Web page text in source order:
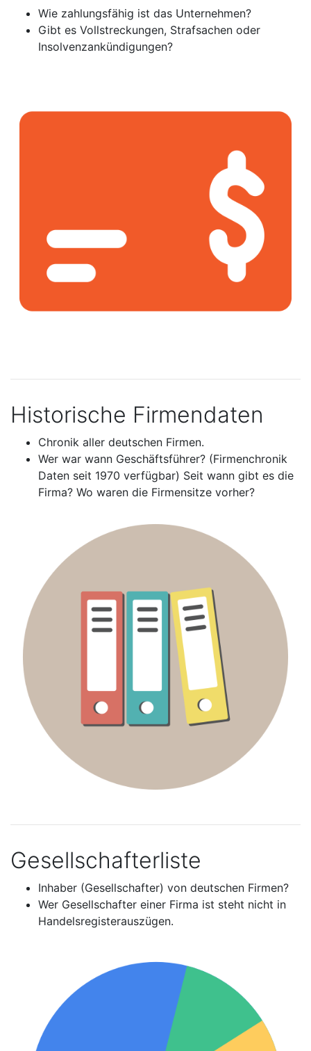
Wie zahlungsfähig ist das Unternehmen?
Gibt es Vollstreckungen, Strafsachen oder
Insolvenzankündigungen?
Historische Firmendaten
Chronik aller deutschen Firmen.
Wer war wann Geschäftsführer? (Firmenchronik
Daten seit 1970 verfügbar) Seit wann gibt es die
Firma? Wo waren die Firmensitze vorher?
Gesellschafterliste
Inhaber (Gesellschafter) von deutschen Firmen?
Wer Gesellschafter einer Firma ist steht nicht in
Handelsregisterauszügen.